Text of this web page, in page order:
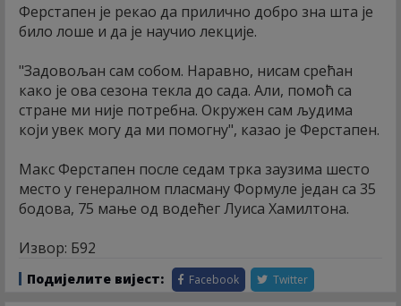
Ферстапен је рекао да прилично добро зна шта је
било лоше и да је научио лекције.
"Задовољан сам собом. Наравно, нисам срећан
како је ова сезона текла до сада. Али, помоћ са
стране ми није потребна. Окружен сам људима
који увек могу да ми помогну", казао је Ферстапен.
Макс Ферстапен после седам трка заузима шесто
место у генералном пласману Формуле један са 35
бодова, 75 мање од водећег Луиса Хамилтона.
Извор: Б92
Подијелите вијест: Facebook Twitter